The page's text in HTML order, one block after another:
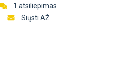
1 atsiliepimas
Siųsti AŽ